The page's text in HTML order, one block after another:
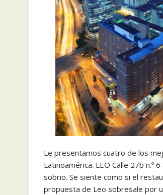
Le presentamos cuatro de los
Latinoamérica. LEO Calle 27b
sobrio. Se siente como si el
propuesta de Leo sobresale por